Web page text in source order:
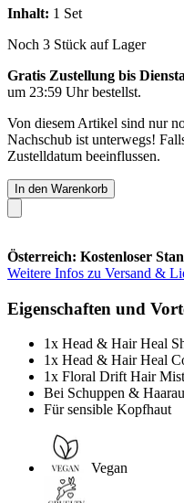
Inhalt: 1 Set
Noch 3 Stück auf Lager
Gratis Zustellung bis
um 23:59 Uhrbestellst.
Von diesem Artikel sind nur
Nachschub ist unterwegs!
Zustelldatum beeinflussen.
In den Warenkorb
Österreich: Kostenloser
Weitere Infos zu Versand &
Eigenschaften und
1x Head & Hair Heal
1x Head & Hair Heal
1x Floral Drift Hair
Bei Schuppen &
Für sensible Kopfhaut
Vegan